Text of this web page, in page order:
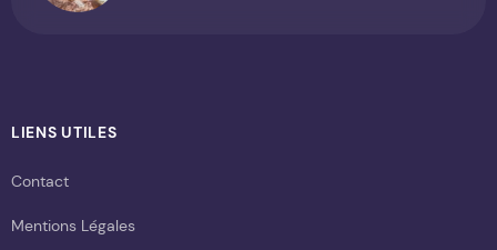
LIENS UTILES
Contact
Mentions Légales